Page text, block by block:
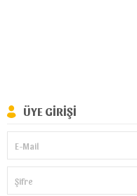
ÜYE GIRIŞI
E-Mail
Şifre